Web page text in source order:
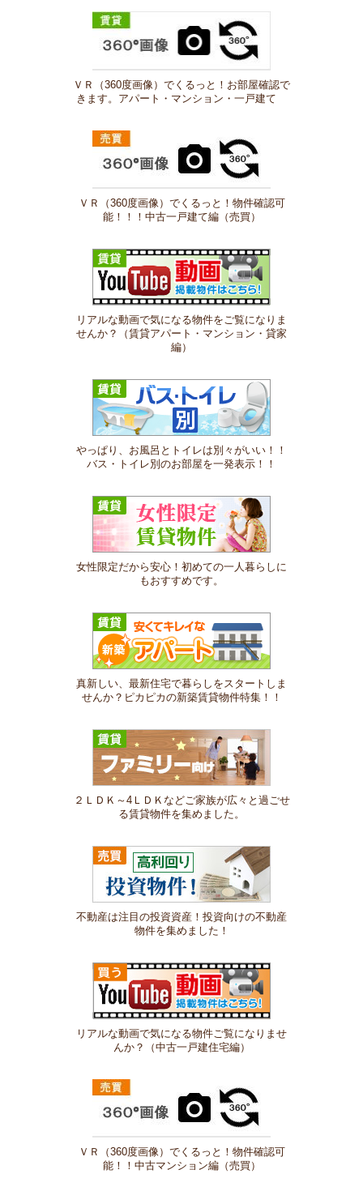
ＶＲ（360度画像）でくるっと！お部屋確認で
きます。アパート・マンション・一戸建て
ＶＲ（360度画像）でくるっと！物件確認可
能！！！中古一戸建て編（売買）
リアルな動画で気になる物件をご覧になりま
せんか？（賃貸アパート・マンション・貸家
編）
やっぱり、お風呂とトイレは別々がいい！！
バス・トイレ別のお部屋を一発表示！！
女性限定だから安心！初めての一人暮らしに
もおすすめです。
真新しい、最新住宅で暮らしをスタートしま
せんか？ピカピカの新築賃貸物件特集！！
２ＬＤＫ～4ＬＤＫなどご家族が広々と過ごせ
る賃貸物件を集めました。
不動産は注目の投資資産！投資向けの不動産
物件を集めました！
リアルな動画で気になる物件ご覧になりませ
んか？（中古一戸建住宅編）
ＶＲ（360度画像）でくるっと！物件確認可
能！！中古マンション編（売買）